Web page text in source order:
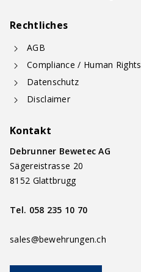
Rechtliches
AGB
Compliance / Human Rights
Datenschutz
Disclaimer
Kontakt
Debrunner Bewetec AG
Sägereistrasse 20
8152 Glattbrugg
Tel. 058 235 10 70
sales@bewehrungen.ch